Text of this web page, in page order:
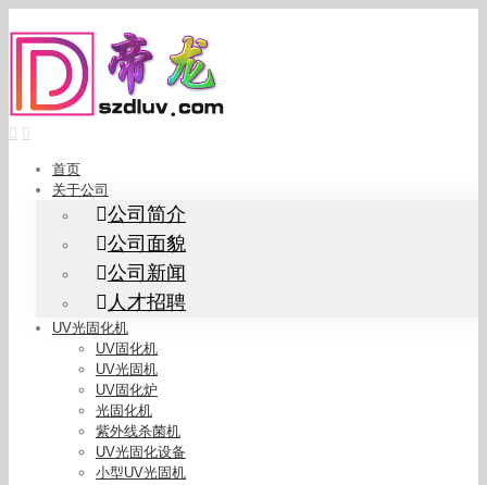
to
content
首页
关于公司
公司简介
公司面貌
公司新闻
人才招聘
UV光固化机
UV固化机
UV光固机
UV固化炉
光固化机
紫外线杀菌机
UV光固化设备
小型UV光固机